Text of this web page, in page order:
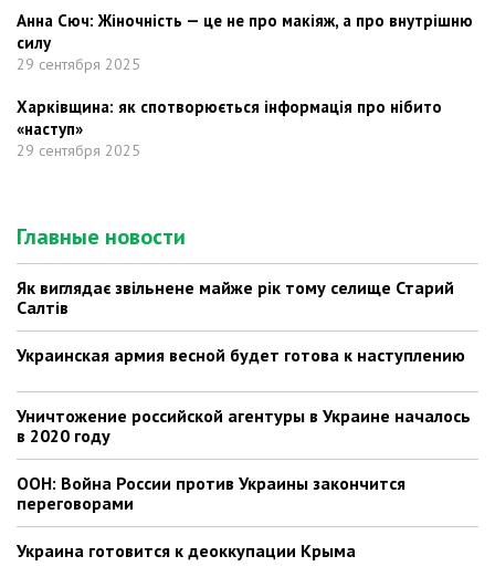
Анна Сюч: Жіночність — це не про макіяж, а про внутрішню
силу
29 сентября 2025
Харківщина: як спотворюється інформація про нібито
«наступ»
29 сентября 2025
Главные новости
Як виглядає звільнене майже рік тому селище Старий
Салтів
Украинская армия весной будет готова к наступлению
Уничтожение российской агентуры в Украине началось
в 2020 году
ООН: Война России против Украины закончится
переговорами
Украина готовится к деоккупации Крыма